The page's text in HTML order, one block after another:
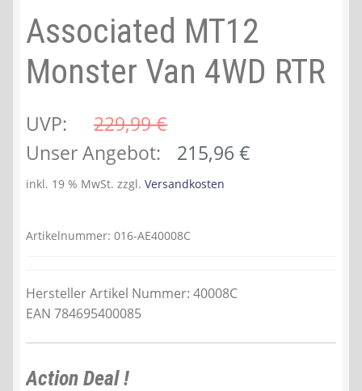
Associated MT12
Monster Van 4WD RTR
UVP: 229,99 €
Ursprünglicher
Preis
229,99 €
Unser Angebot: 215,96 €Aktueller
inkl. 19 % MwSt. zzgl. Versandkosten
Hersteller Artikel Nummer: 40008C
EAN 784695400085
Action Deal !
Artikelnummer: 016-AE40008C